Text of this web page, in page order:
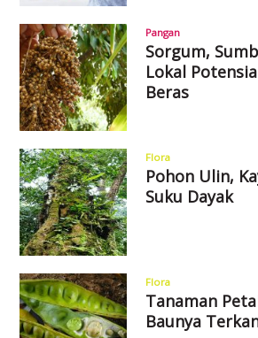
Pangan
Sorgum,
Lokal
Beras
Flora
Pohon Ulin,
Suku Dayak
Flora
Tanaman
Baunya